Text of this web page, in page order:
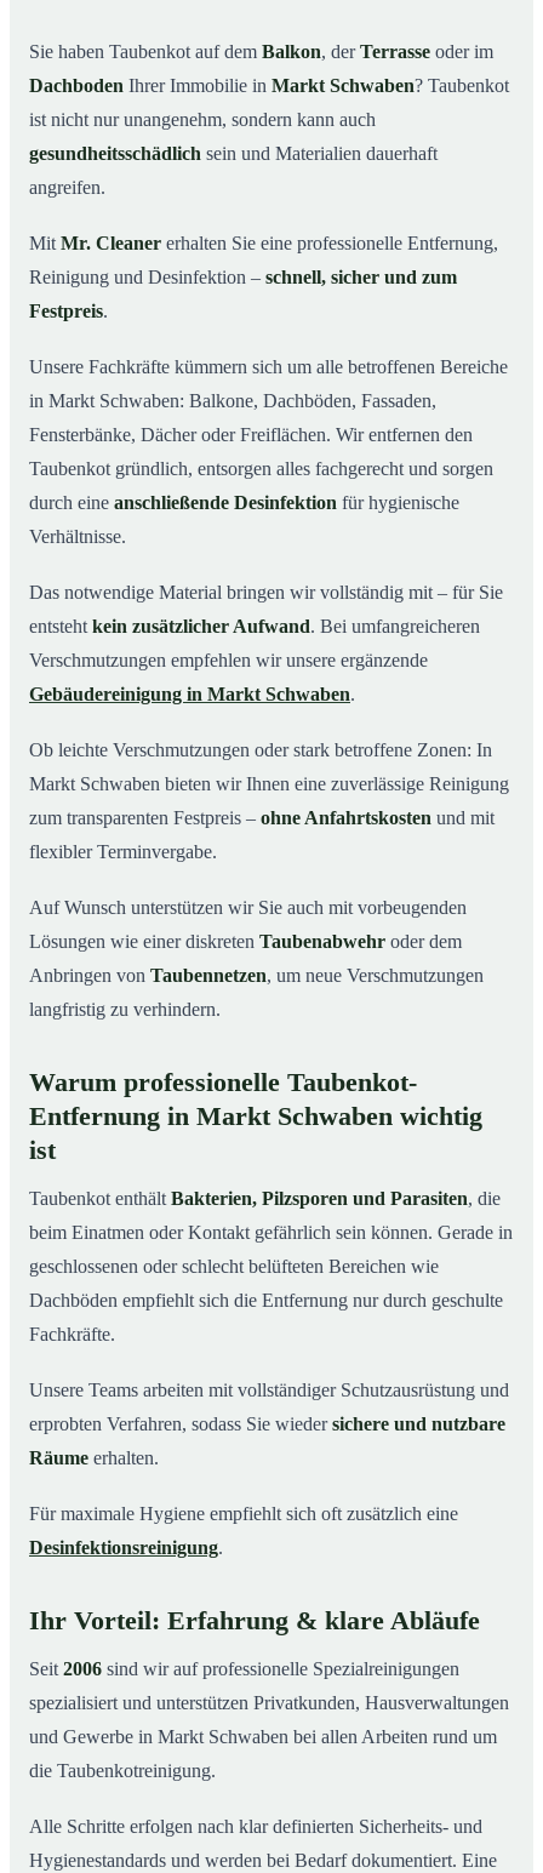
04 Taubenkot entfernen in Markt Schwaben & Umgebung
05Jetzt Angebot für die Taubenkot-Entfernung in
Markt Schwaben anfordern
06So wird Taubenkot in Markt Schwaben professionell
Sie haben Taubenkot auf dem Balkon, derTerrasse oder im
Dachboden Ihrer Immobilie in Markt Schwaben? Taubenkot
ist nicht nur unangenehm, sondern kann auch
gesundheitsschädlich sein und Materialien dauerhaft
angreifen.
Mit Mr. Cleaner erhalten Sie eine professionelle Entfernung,
Reinigung und Desinfektion – schnell, sicher und zum
Festpreis.
Unsere Fachkräfte kümmern sich um alle betroffenen Bereiche
in Markt Schwaben: Balkone, Dachböden, Fassaden,
Fensterbänke, Dächer oder Freiflächen. Wir entfernen den
Taubenkot gründlich, entsorgen alles fachgerecht und sorgen
durch eine anschließende Desinfektion für hygienische
Verhältnisse.
Das notwendige Material bringen wir vollständig mit – für Sie
entsteht kein zusätzlicher Aufwand. Bei umfangreicheren
Verschmutzungen empfehlen wir unsere ergänzende
Gebäudereinigung in Markt Schwaben.
Ob leichte Verschmutzungen oder stark betroffene Zonen: In
Markt Schwaben bieten wir Ihnen eine zuverlässige Reinigung
zum transparenten Festpreis – ohne Anfahrtskosten und mit
flexibler Terminvergabe.
Auf Wunsch unterstützen wir Sie auch mit vorbeugenden
Lösungen wie einer diskreten Taubenabwehr oder dem
Anbringen von Taubennetzen, um neue Verschmutzungen
langfristig zu verhindern.
Warum professionelle Taubenkot-
Entfernung in Markt Schwaben wichtig
ist
Taubenkot enthält Bakterien, Pilzsporen und Parasiten, die
beim Einatmen oder Kontakt gefährlich sein können. Gerade in
geschlossenen oder schlecht belüfteten Bereichen wie
Dachböden empfiehlt sich die Entfernung nur durch geschulte
Fachkräfte.
Unsere Teams arbeiten mit vollständiger Schutzausrüstung und
erprobten Verfahren, sodass Sie wiedersichere und nutzbare
Räume erhalten.
Für maximale Hygiene empfiehlt sich oft zusätzlich eine
Desinfektionsreinigung.
Ihr Vorteil: Erfahrung & klare Abläufe
Seit 2006 sind wir auf professionelle Spezialreinigungen
spezialisiert und unterstützen Privatkunden, Hausverwaltungen
und Gewerbe in Markt Schwaben bei allen Arbeiten rund um
die Taubenkotreinigung.
Alle Schritte erfolgen nach klar definierten Sicherheits- und
Hygienestandards und werden bei Bedarf dokumentiert. Eine